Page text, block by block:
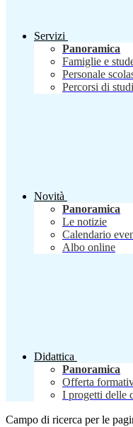
Servizi
Panoramica
Famiglie e
Personale
Percorsi di
Novità
Panoramica
Le notizie
Calendario
Albo online
Didattica
Panoramica
Offerta
I progetti delle
Campo di ricerca per le